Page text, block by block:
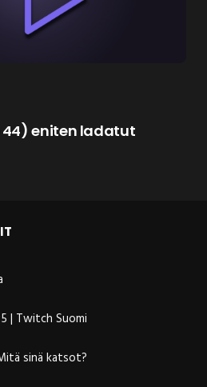
44) eniten ladatut
| Twitch Suomi
sinä katsot?